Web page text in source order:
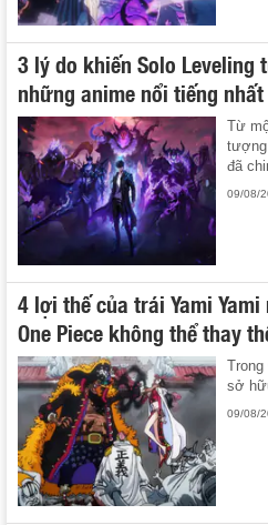
3 lý do khiến Solo
những anime nổi tiếng
Từ
tượng
đã
09/08/
4 lợi thế của trái Yami
One Piece không thể thay
Trong
sở
09/08/